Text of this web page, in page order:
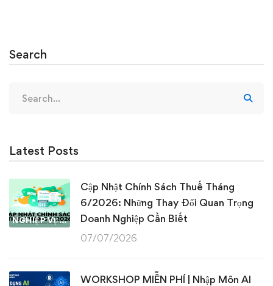
Search
for:
Latest Posts
NGHIỆP VỤ KẾ TOÁN & THUẾ
Cập Nhật Chính Sách Thuế Tháng
6/2026: Những Thay Đổi Quan Trọng
Doanh Nghiệp Cần Biết
07/07/2026
WORKSHOP MIỄN PHÍ | Nhập Môn AI